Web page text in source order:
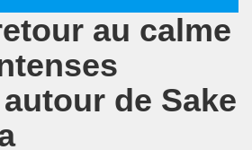
au calme
de Sake